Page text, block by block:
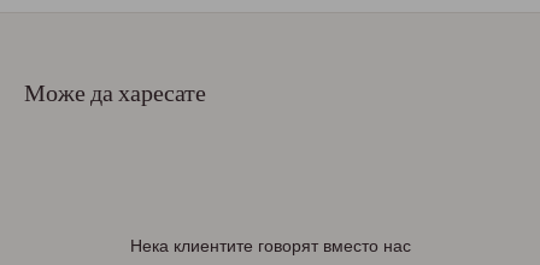
Може да харесате
Нека клиентите говорят вместо нас